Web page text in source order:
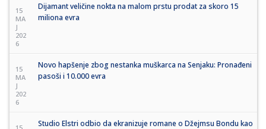
15
MA
J
202
6
Dijamant veličine nokta na malom prstu prodat za skoro 15
miliona evra
15
MA
J
202
6
Novo hapšenje zbog nestanka muškarca na Senjaku: Pronađeni
pasoši i 10.000 evra
Studio Elstri odbio da ekranizuje romane o Džejmsu Bondu kao